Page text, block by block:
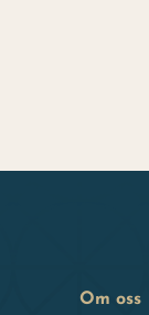
Om oss